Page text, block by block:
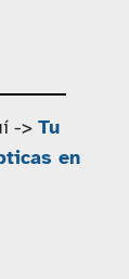
-> Tu
en